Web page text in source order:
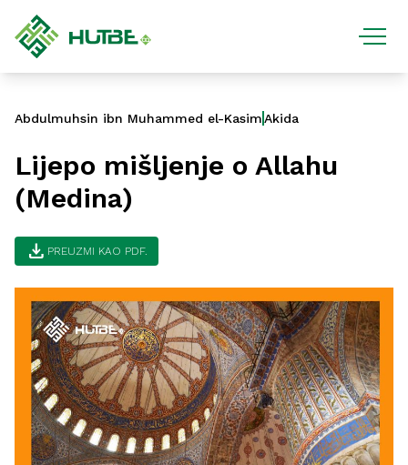
Abdulmuhsin ibn Muhammed el-KasimAkida
Lijepo mišljenje o Allahu
(Medina)
download PREUZMI KAO PDF.